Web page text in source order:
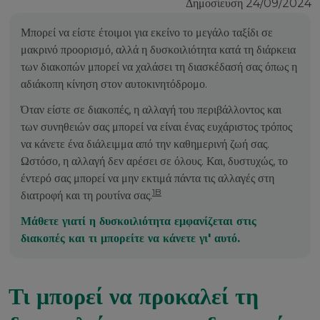
Δημοσίευση 24/09/2024
Μπορεί να είστε έτοιμοι για εκείνο το μεγάλο ταξίδι σε
μακρινό προορισμό, αλλά η δυσκοιλιότητα κατά τη διάρκεια
των διακοπών μπορεί να χαλάσει τη διασκέδασή σας όπως η
αδιάκοπη κίνηση στον αυτοκινητόδρομο.
Όταν είστε σε διακοπές, η αλλαγή του περιβάλλοντος και
των συνηθειών σας μπορεί να είναι ένας ευχάριστος τρόπος
να κάνετε ένα διάλειμμα από την καθημερινή ζωή σας.
Ωστόσο, η αλλαγή δεν αρέσει σε όλους. Και, δυστυχώς, το
έντερό σας μπορεί να μην εκτιμά πάντα τις αλλαγές στη
διατροφή και τη ρουτίνα σας.1B
Μάθετε γιατί η δυσκοιλιότητα εμφανίζεται στις
διακοπές και τι μπορείτε να κάνετε γι' αυτό.
Τι μπορεί να προκαλεί τη